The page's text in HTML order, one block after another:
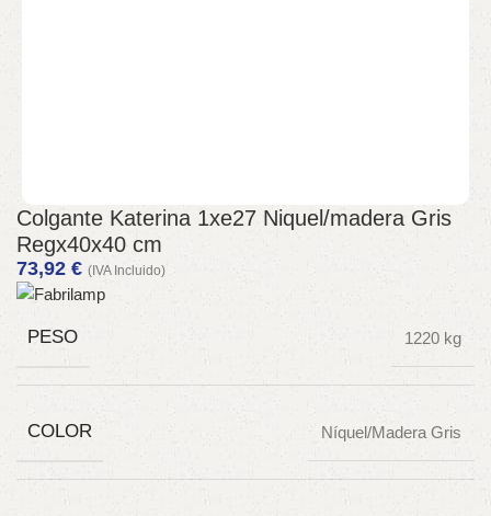
Colgante Katerina 1xe27 Niquel/madera Gris
Regx40x40 cm
73,92 € (IVA Incluido)
PESO 1220 kg
COLOR Níquel/Madera Gris